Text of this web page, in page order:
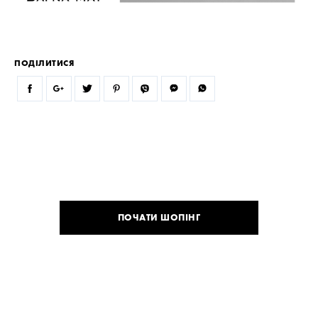
ПОДІЛИТИСЯ
ПОЧАТИ ШОПІНГ